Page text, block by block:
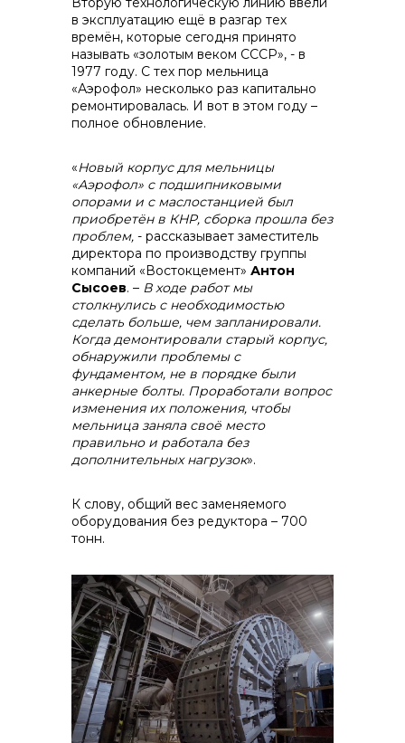
Контакты
+7 (423) 234 50 50
в эксплуатацию ещё в разгар тех
времён, которые сегодня принято
называть «золотым веком СССР», - в
1977 году. С тех пор мельница
«Аэрофол» несколько раз капитально
ремонтировалась. И вот в этом году –
полное обновление.
«Новый корпус для мельницы
«Аэрофол» с подшипниковыми
опорами и с маслостанцией был
приобретён в КНР, сборка прошла без
проблем, - рассказывает заместитель
директора по производству группы
компаний «Востокцемент» Антон
Сысоев. – В ходе работ мы
столкнулись с необходимостью
сделать больше, чем запланировали.
Когда демонтировали старый корпус,
обнаружили проблемы с
фундаментом, не в порядке были
анкерные болты. Проработали вопрос
изменения их положения, чтобы
мельница заняла своё место
правильно и работала без
дополнительных нагрузок».
К слову, общий вес заменяемого
оборудования без редуктора – 700
тонн.